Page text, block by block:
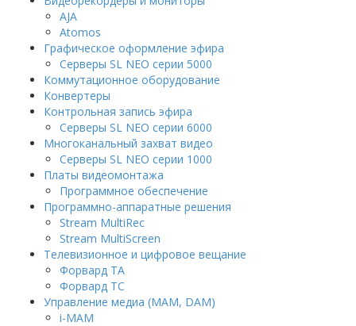
AJA
Atomos
Графическое оформление эфира
Серверы SL NEO серии 5000
Коммутационное оборудование
Конвертеры
Контрольная запись эфира
Серверы SL NEO серии 6000
Многоканальный захват видео
Серверы SL NEO серии 1000
Платы видеомонтажа
Программное обеспечение
Программно-аппаратные решения
Stream MultiRec
Stream MultiScreen
Телевизионное и цифровое вещание
Форвард ТА
Форвард ТС
Управление медиа (MAM, DAM)
i-MAM